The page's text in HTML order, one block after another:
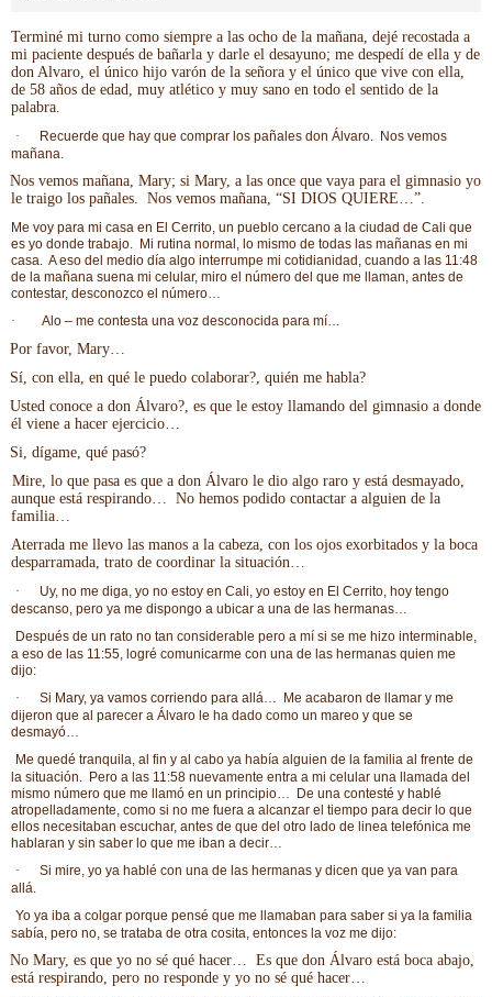
Terminé mi turno como siempre a las ocho de la mañana, dejé recostada a
mi paciente después de bañarla y darle el desayuno; me despedí de ella y de
don Alvaro, el único hijo varón de la señora y el único que vive con ella,
de 58 años de edad, muy atlético y muy sano en todo el sentido de la
palabra.
·
Recuerde que hay que comprar los pañales don Álvaro. Nos vemos
mañana.
Nos vemos mañana, Mary; si Mary, a las once que vaya para el gimnasio yo
le traigo los pañales. Nos vemos mañana, “SI DIOS QUIERE…”.
Me voy para mi casa en El Cerrito, un pueblo cercano a la ciudad de Cali que
es yo donde trabajo. Mi rutina normal, lo mismo de todas las mañanas en mi
casa. A eso del medio día algo interrumpe mi cotidianidad, cuando a las 11:48
de la mañana suena mi celular, miro el número del que me llaman, antes de
contestar, desconozco el número…
·
Alo – me contesta una voz desconocida para mí…
Por favor, Mary…
Sí, con ella, en qué le puedo colaborar?, quién me habla?
Usted conoce a don Álvaro?, es que le estoy llamando del gimnasio a donde
él viene a hacer ejercicio…
Si, dígame, qué pasó?
Mire, lo que pasa es que a don Álvaro le dio algo raro y está desmayado,
aunque está respirando… No hemos podido contactar a alguien de la
familia…
Aterrada me llevo las manos a la cabeza, con los ojos exorbitados y la boca
desparramada, trato de coordinar la situación…
·
Uy, no me diga, yo no estoy en Cali, yo estoy en El Cerrito, hoy tengo
descanso, pero ya me dispongo a ubicar a una de las hermanas…
Después de un rato no tan considerable pero a mí si se me hizo interminable,
a eso de las 11:55, logré comunicarme con una de las hermanas quien me
dijo:
·
Si Mary, ya vamos corriendo para allá… Me acabaron de llamar y me
dijeron que al parecer a Álvaro le ha dado como un mareo y que se
desmayó…
Me quedé tranquila, al fin y al cabo ya había alguien de la familia al frente de
la situación. Pero a las 11:58 nuevamente entra a mi celular una llamada del
mismo número que me llamó en un principio…
De una contesté y hablé
atropelladamente, como si no me fuera a alcanzar el tiempo para decir lo que
ellos necesitaban escuchar, antes de que del otro lado de linea telefónica me
hablaran y sin saber lo que me iban a decir…
·
Si mire, yo ya hablé con una de las hermanas y dicen que ya van para
allá.
Yo ya iba a colgar porque pensé que me llamaban para saber si ya la familia
sabía, pero no, se trataba de otra cosita, entonces la voz me dijo:
No Mary, es que yo no sé qué hacer… Es que don Álvaro está boca abajo,
está respirando, pero no responde y yo no sé qué hacer…